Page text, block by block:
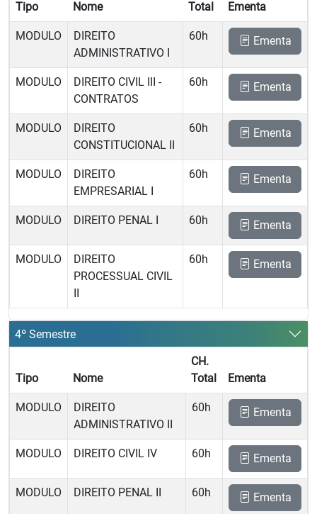
Tipo Nome
Total
Ementa
MODULO
DIREITO
ADMINISTRATIVO I
60h Ementa
MODULO
DIREITO CIVIL III -
CONTRATOS
60h Ementa
MODULO
DIREITO
CONSTITUCIONAL II
60h Ementa
MODULO
DIREITO
EMPRESARIAL I
60h Ementa
MODULO DIREITO PENAL I 60h Ementa
MODULO
DIREITO
PROCESSUAL CIVIL
II
60h Ementa
4º Semestre
Tipo Nome
CH.
Total
Ementa
MODULO
DIREITO
ADMINISTRATIVO II
60h Ementa
MODULO DIREITO CIVIL IV 60h Ementa
MODULO DIREITO PENAL II 60h Ementa